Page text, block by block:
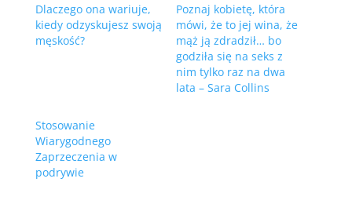
Dlaczego ona wariuje,
kiedy odzyskujesz swoją
męskość?
Poznaj kobietę, która
mówi, że to jej wina, że
mąż ją zdradził… bo
godziła się na seks z
nim tylko raz na dwa
lata – Sara Collins
Stosowanie
Wiarygodnego
Zaprzeczenia w
podrywie